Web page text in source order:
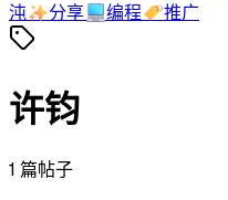
沌✨分享💻编程🏷️推广
许钧
1 篇帖子